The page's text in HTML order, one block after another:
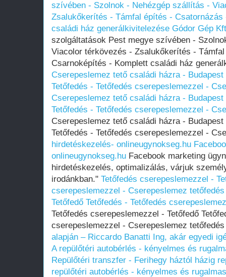
szívében - Szolnok - Nehézgép szállítás -
Zsalukőkerítés - Támfal építés -
családi ház generálkivitelezése Gódor Gép
szolgáltatások Pest megye szívében -
Viacolor térkövezés - Zsalukőkerítés -
Csarnoképítés - Komplett családi ház
Cserepeslemez tető családi házra -
Tetőfedés - Tetőfedés cserepeslemezzel -
Cserepeslemez tető családi házra -
Tetőfedés - Tetőfedés cserepeslemezzel -
Cserepeslemez tető családi házra -
Tetőfedés - Tetőfedés cserepeslemezzel -
hirdetéskezelés- onlineugynokseg.hu
onlineugynokseg.hu Facebook marketing
hirdetéskezelés, optimalizálás, várjuk
irodánkban." Tetőfedés cserepeslemezzel -
cserepeslemezzel - Cserepeslemez tetőfedés
Tetőfedő Tetőfedés - Tetőfedés
Tetőfedés cserepeslemezzel - Tetőfedő
cserepeslemezzel - Cserepeslemez
alapján – Riccardo Banatti Ing, akár egyedi
A repülőtéri autobérlés - kényelmes és
Repülőtéri transzfer - Ferihegy háztól házig
repülőtéri autobérlés - kényelmes és